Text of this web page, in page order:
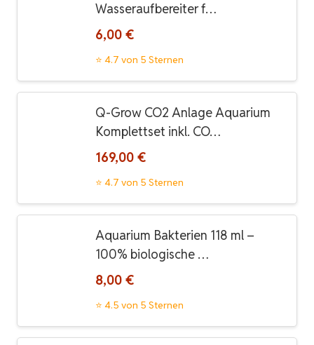
Wasseraufbereiter f…
6,00 €
⭐ 4.7 von 5 Sternen
Q-Grow CO2 Anlage Aquarium
Komplettset inkl. CO…
169,00 €
⭐ 4.7 von 5 Sternen
Aquarium Bakterien 118 ml –
100% biologische …
8,00 €
⭐ 4.5 von 5 Sternen